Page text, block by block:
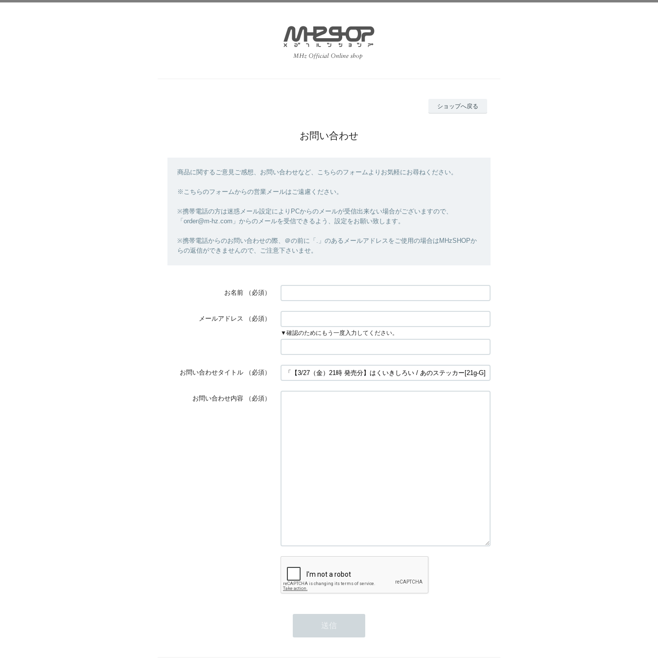
ショップへ戻る
お問い合わせ
商品に関するご意見ご感想、お問い合わせなど、こちらのフォームよりお気軽にお尋ねください。
※こちらのフォームからの営業メールはご遠慮ください。
※携帯電話の方は迷惑メール設定によりPCからのメールが受信出来ない場合がございますので、
「order@m-hz.com」からのメールを受信できるよう、設定をお願い致します。
※携帯電話からのお問い合わせの際、＠の前に「.」のあるメールアドレスをご使用の場合はMHzSHOPか
らの返信ができませんので、ご注意下さいませ。
お名前 （必須）
メールアドレス （必須）
▼確認のためにもう一度入力してください。
お問い合わせタイトル （必須）
お問い合わせ内容 （必須）